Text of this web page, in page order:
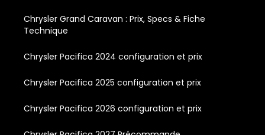
Chrysler Grand Caravan : Prix, Specs & Fiche
Technique
Chrysler Pacifica 2024 configuration et prix
Chrysler Pacifica 2025 configuration et prix
Chrysler Pacifica 2026 configuration et prix